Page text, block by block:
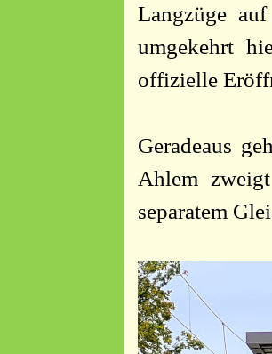
Langzüge
umgekehrt
offizielle
Geradeaus
Ahlem
separatem